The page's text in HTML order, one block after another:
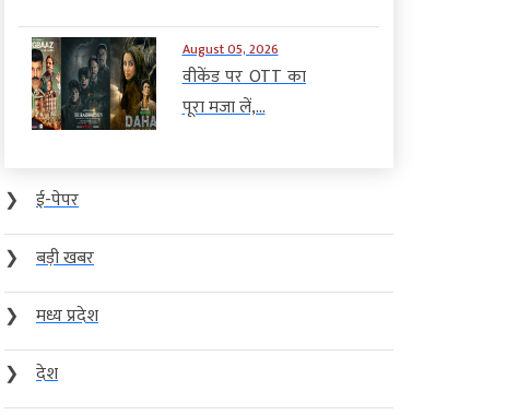
August 05, 2026
वीकेंड पर OTT का
पूरा मजा लें,...
❯
ई-पेपर
❯
बड़ी खबर
❯
मध्य प्रदेश
❯
देश